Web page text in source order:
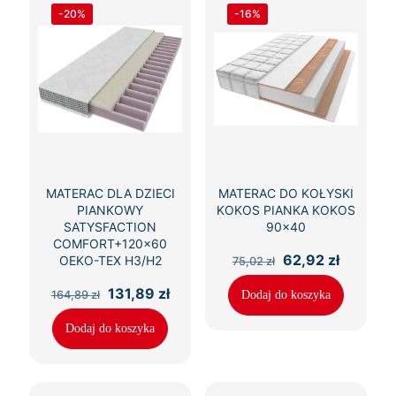
-20%
MATERAC DLA DZIECI
PIANKOWY
SATYSFACTION
COMFORT+120×60
OEKO-TEX H3/H2
164,89zł
Pierwotna
cena
wynosiła:
164,89 zł.
131,89 złAktualna
Dodaj do koszyka
-16%
MATERAC DO KOŁYSKI
KOKOS PIANKA KOKOS
90×40
75,02zł
Pierwotna
cena
wynosiła:
75,02 zł.
62,92 zł
wynosi:
62,92
Dodaj do koszyka